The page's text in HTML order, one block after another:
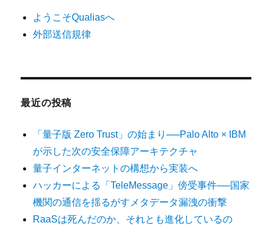
ようこそQualiasへ
外部送信規律
最近の投稿
「量子版 Zero Trust」の始まり──Palo Alto × IBM
が示した次の安全保障アーキテクチャ
量子インターネットの構想から実装へ
ハッカーによる「TeleMessage」傍受事件──国家
機関の通信を揺るがすメタデータ漏洩の衝撃
RaaSは死んだのか、それとも進化しているの